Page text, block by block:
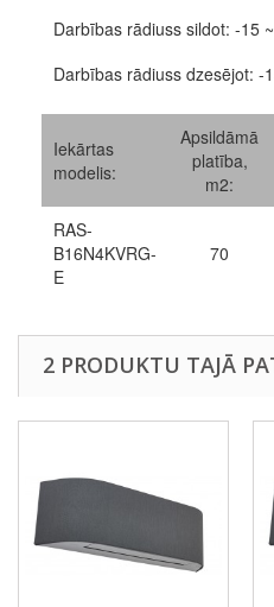
Darbības rādiuss sildot: -15
Darbības rādiuss dzesējot: -
Iekārtas
modelis:
Apsildāmā
platība,
m2:
RAS-
B16N4KVRG-
E
70
2 PRODUKTU TAJĀ